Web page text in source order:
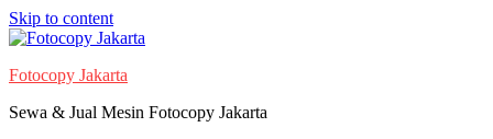
Skip to content
Fotocopy Jakarta
Sewa & Jual Mesin Fotocopy Jakarta